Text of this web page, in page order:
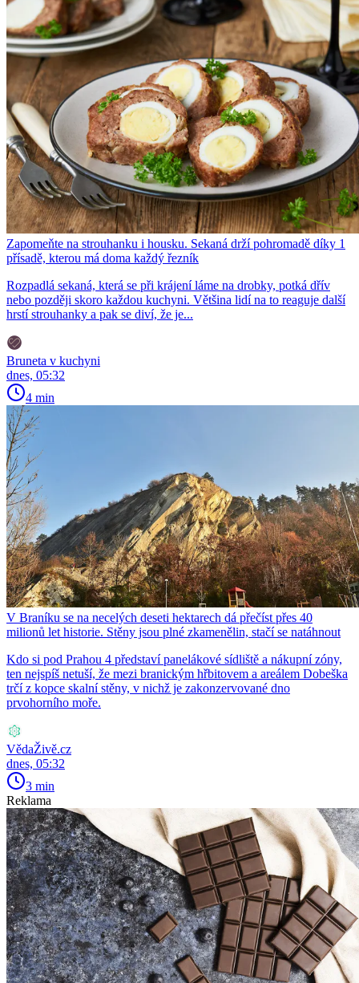
Zapomeňte na strouhanku i housku. Sekaná drží pohromadě díky 1
přísadě, kterou má doma každý řezník
Rozpadlá sekaná, která se při krájení láme na drobky, potká dřív
nebo později skoro každou kuchyni. Většina lidí na to reaguje další
hrstí strouhanky a pak se diví, že je...
Bruneta v kuchyni
dnes, 05:32
4 min
V Braníku se na necelých deseti hektarech dá přečíst přes 40
milionů let historie. Stěny jsou plné zkamenělin, stačí se natáhnout
Kdo si pod Prahou 4 představí panelákové sídliště a nákupní zóny,
ten nejspíš netuší, že mezi branickým hřbitovem a areálem Dobeška
trčí z kopce skalní stěny, v nichž je zakonzervované dno
prvohorního moře.
VědaŽivě.cz
dnes, 05:32
3 min
Reklama